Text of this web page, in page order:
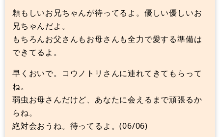
頼もしいお兄ちゃんが待ってるよ。優しい優しいお
兄ちゃんだよ。
もちろんお父さんもお母さんも全力で愛する準備は
できてるよ。
早くおいで。コウノトリさんに連れてきてもらって
ね。
弱虫お母さんだけど、あなたに会えるまで頑張るか
らね。
絶対会おうね。待ってるよ。(06/06)